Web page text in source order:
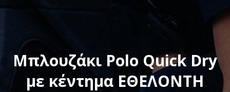
Μπλουζάκι Polo Quick Dry
με κέντημα ΕΘΕΛΟΝΤΗ